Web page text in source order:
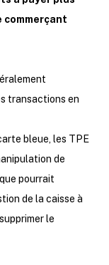
commerçant
transactions en
bleue, les TPE
de
pourrait
de la caisse à
le